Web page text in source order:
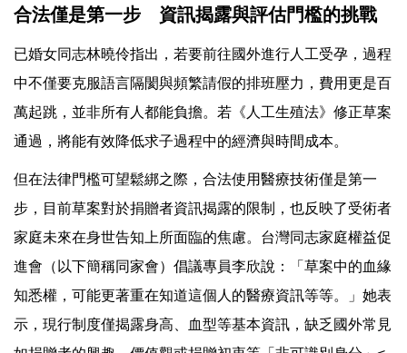
合法僅是第一步 資訊揭露與評估門檻的挑戰
已婚女同志林曉伶指出，若要前往國外進行人工受孕，過程
中不僅要克服語言隔閡與頻繁請假的排班壓力，費用更是百
萬起跳，並非所有人都能負擔。若《人工生殖法》修正草案
通過，將能有效降低求子過程中的經濟與時間成本。
但在法律門檻可望鬆綁之際，合法使用醫療技術僅是第一
步，目前草案對於捐贈者資訊揭露的限制，也反映了受術者
家庭未來在身世告知上所面臨的焦慮。台灣同志家庭權益促
進會（以下簡稱同家會）倡議專員李欣說：「草案中的血緣
知悉權，可能更著重在知道這個人的醫療資訊等等。」她表
示，現行制度僅揭露身高、血型等基本資訊，缺乏國外常見